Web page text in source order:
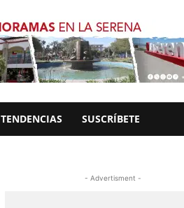
TENDENCIAS SUSCRÍBETE
- Advertisment -